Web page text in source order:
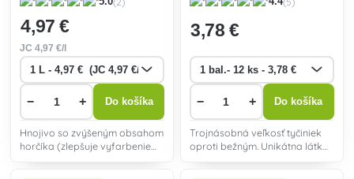
4,97 €
JC4,97 €/l
− + Do košíka
Hnojivo so zvýšeným obsahom
horčíka (zlepšuje vyfarbenie
drevín) a draslíka (podporuje
3,78 €
− + Do košíka
Trojnásobná veľkosť tyčiniek
oproti bežným. Unikátna látka
v receptúre obmedzuje výskyt